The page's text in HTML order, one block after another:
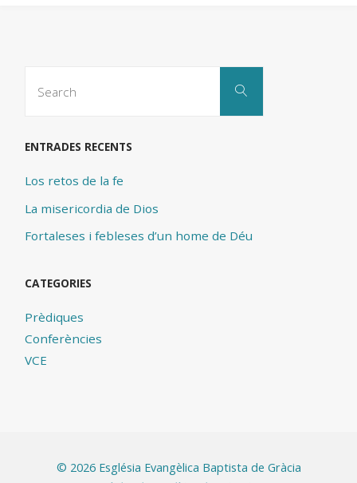
Search
ENTRADES RECENTS
Los retos de la fe
La misericordia de Dios
Fortaleses i febleses d’un home de Déu
CATEGORIES
Prèdiques
Conferències
VCE
© 2026 Església Evangèlica Baptista de Gràcia